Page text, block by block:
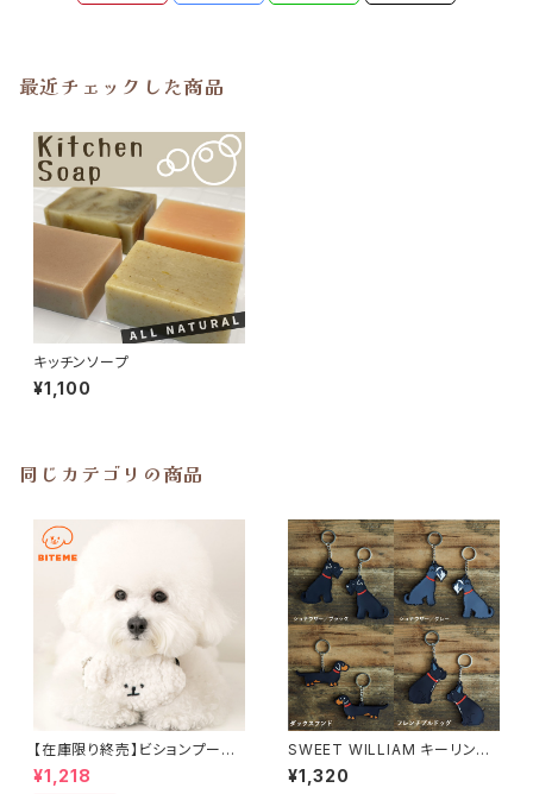
最近チェックした商品
キッチンソープ
¥1,100
同じカテゴリの商品
【在庫限り終売】ビションプーバ
ッグポーチ BITE ME バイトミー
¥1,218
SWEET WILLIAM キーリング
［メール便無料］
¥1,320